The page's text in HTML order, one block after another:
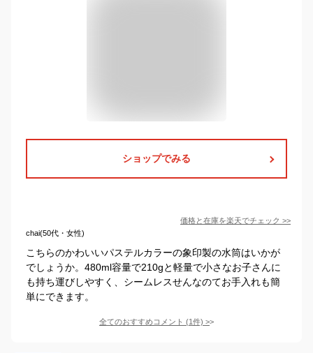
ショップでみる
価格と在庫を楽天でチェック >>
chai(50代・女性)
こちらのかわいいパステルカラーの象印製の水筒はいかが
でしょうか。480ml容量で210gと軽量で小さなお子さんに
も持ち運びしやすく、シームレスせんなのてお手入れも簡
単にできます。
全てのおすすめコメント (1件) >